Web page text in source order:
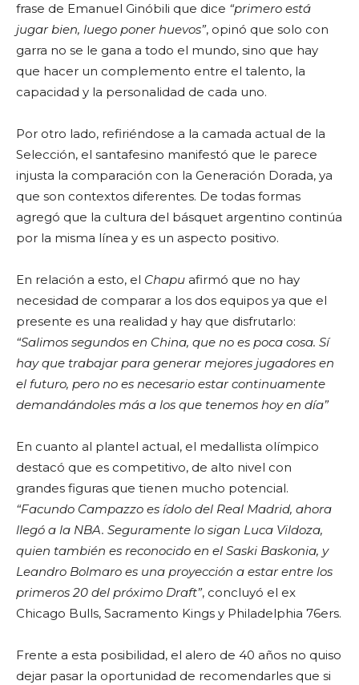
frase de Emanuel Ginóbili que dice “primero está
jugar bien, luego poner huevos”, opinó que solo con
garra no se le gana a todo el mundo, sino que hay
que hacer un complemento entre el talento, la
capacidad y la personalidad de cada uno.
Por otro lado, refiriéndose a la camada actual de la
Selección, el santafesino manifestó que le parece
injusta la comparación con la Generación Dorada, ya
que son contextos diferentes. De todas formas
agregó que la cultura del básquet argentino continúa
por la misma línea y es un aspecto positivo.
En relación a esto, el Chapu afirmó que no hay
necesidad de comparar a los dos equipos ya que el
presente es una realidad y hay que disfrutarlo:
“Salimos segundos en China, que no es poca cosa. Sí
hay que trabajar para generar mejores jugadores en
el futuro, pero no es necesario estar continuamente
demandándoles más a los que tenemos hoy en día”
En cuanto al plantel actual, el medallista olímpico
destacó que es competitivo, de alto nivel con
grandes figuras que tienen mucho potencial.
“Facundo Campazzo es ídolo del Real Madrid, ahora
llegó a la NBA. Seguramente lo sigan Luca Vildoza,
quien también es reconocido en el Saski Baskonia, y
Leandro Bolmaro es una proyección a estar entre los
primeros 20 del próximo Draft”, concluyó el ex
Chicago Bulls, Sacramento Kings y Philadelphia 76ers.
Frente a esta posibilidad, el alero de 40 años no quiso
dejar pasar la oportunidad de recomendarles que si